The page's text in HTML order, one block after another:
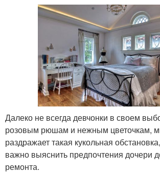
Далеко не всегда девчонки в своем
розовым рюшам и нежным цветочкам,
раздражает такая кукольная
важно выяснить предпочтения дочери
ремонта.